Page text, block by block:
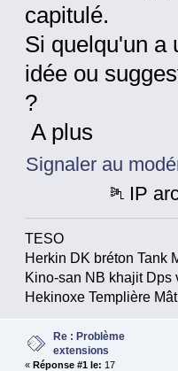
capitulé.
Si quelqu'un a
idée ou
?
A plus
Signaler au
IP
TESO
Herkin DK bréton Tank
Kino-san NB khajit Dps
Hekinoxe Templière
Re : Problème
extensions
« Réponse #1 le: 17